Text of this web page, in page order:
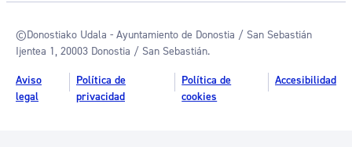
©Donostiako Udala - Ayuntamiento de Donostia / San Sebastián
Ijentea 1, 20003 Donostia / San Sebastián.
Aviso
legal
Política de
privacidad
Política de
cookies
Accesibilidad